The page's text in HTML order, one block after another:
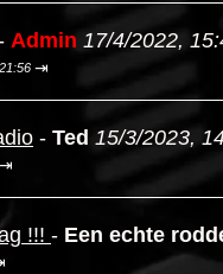
Admin 17/4/2022,
⇥
- Ted 15/3/2023,
⇥
!!! - Een echte